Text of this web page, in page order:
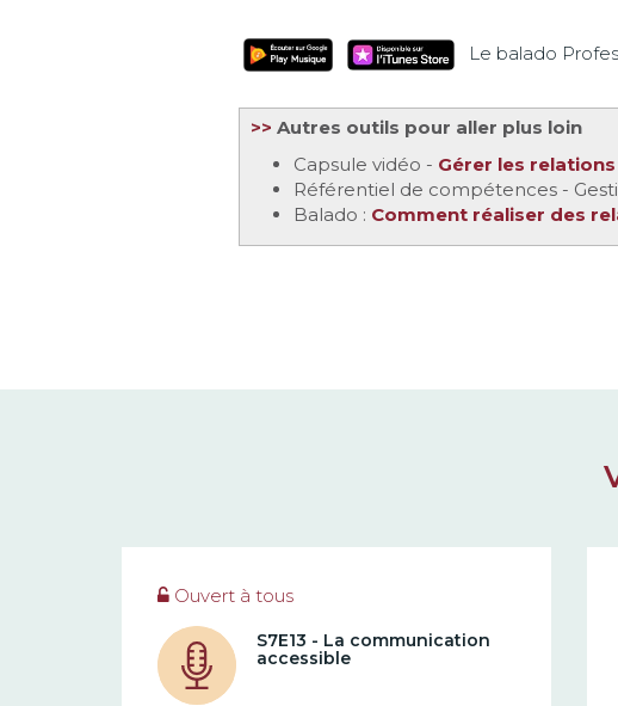
Le balado
>> Autres outils pour aller plus loin
Capsule vidéo - Gérer les
Référentiel de compétences -
Balado : Comment réaliser des
Ouvert à tous
S7E13 - La communication
accessible